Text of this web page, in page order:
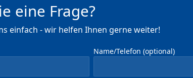
eine Frage?
einfach - wir helfen Ihnen gerne weiter!
Name/Telefon (optional)